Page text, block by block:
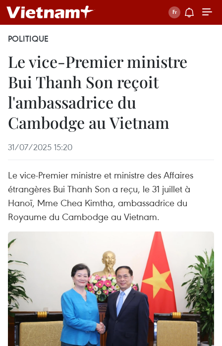
POLITIQUE
Le vice-Premier ministre
Bui Thanh Son reçoit
l'ambassadrice du
Cambodge au Vietnam
31/07/2025 15:20
Le vice-Premier ministre et ministre des Affaires
étrangères Bui Thanh Son a reçu, le 31 juillet à
Hanoï, Mme Chea Kimtha, ambassadrice du
Royaume du Cambodge au Vietnam.